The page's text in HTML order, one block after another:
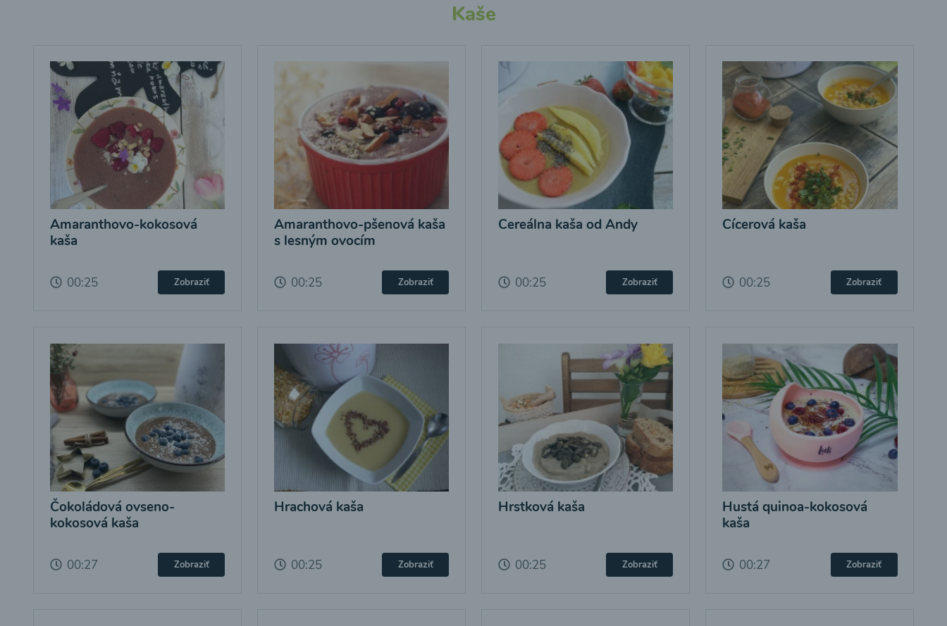
Kaše
Amaranthovo-kokosová
kaša
00:25 Zobraziť
Amaranthovo-pšenová kaša
s lesným ovocím
00:25 Zobraziť
Cereálna kaša od Andy
00:25 Zobraziť
Cícerová kaša
00:25 Zobraziť
Čokoládová ovseno-
kokosová kaša
00:27 Zobraziť
Hrachová kaša
00:25 Zobraziť
Hrstková kaša
00:25 Zobraziť
Hustá quinoa-kokosová
kaša
00:27 Zobraziť